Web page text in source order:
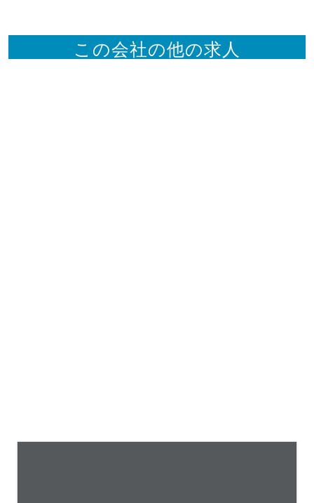
この会社の他の求人